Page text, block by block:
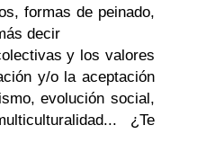
formas de peinado,
decir
y los valores
y/o la aceptación
evolución social,
¿Te